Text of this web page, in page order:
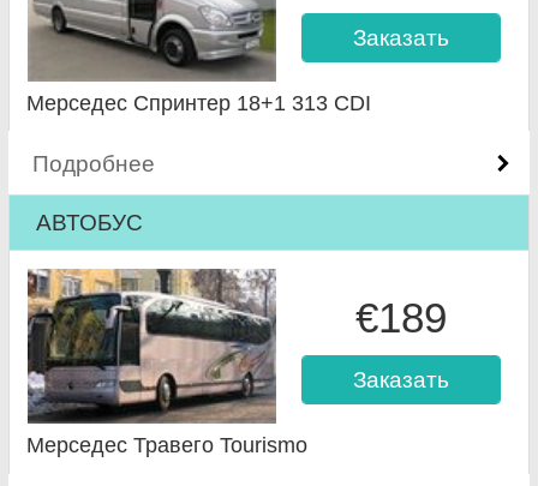
Заказать
Мерседес Спринтер 18+1 313 CDI
Подробнее
АВТОБУС
€189
Заказать
Мерседес Травего Tourismo